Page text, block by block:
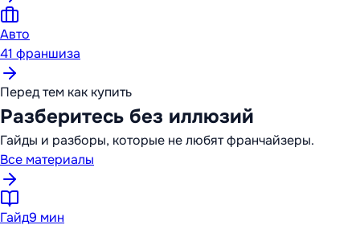
Авто
41 франшиза
Перед тем как купить
Разберитесь без иллюзий
Гайды и разборы, которые не любят франчайзеры.
Все материалы
Гайд9 мин